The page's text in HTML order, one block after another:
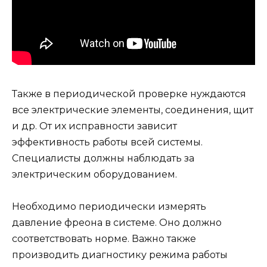
Также в периодической проверке нуждаются
все электрические элементы, соединения, щит
и др. От их исправности зависит
эффективность работы всей системы.
Специалисты должны наблюдать за
электрическим оборудованием.
Необходимо периодически измерять
давление фреона в системе. Оно должно
соответствовать норме. Важно также
производить диагностику режима работы